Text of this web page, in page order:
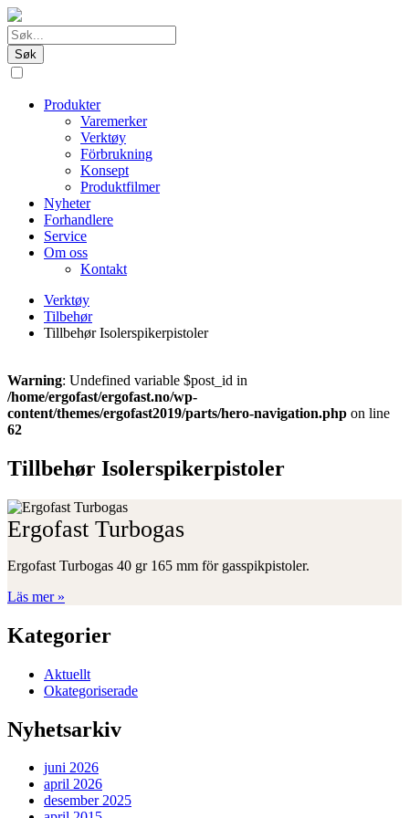
Produkter
Varemerker
Verktøy
Förbrukning
Konsept
Produktfilmer
Nyheter
Forhandlere
Service
Om oss
Kontakt
Verktøy
Tilbehør
Tillbehør Isolerspikerpistoler
Warning: Undefined variable $post_id in
/home/ergofast/ergofast.no/wp-
content/themes/ergofast2019/parts/hero-navigation.php on line
62
Tillbehør Isolerspikerpistoler
Ergofast Turbogas
Ergofast Turbogas 40 gr 165 mm för gasspikpistoler.
Läs mer »
Kategorier
Aktuellt
Okategoriserade
Nyhetsarkiv
juni 2026
april 2026
desember 2025